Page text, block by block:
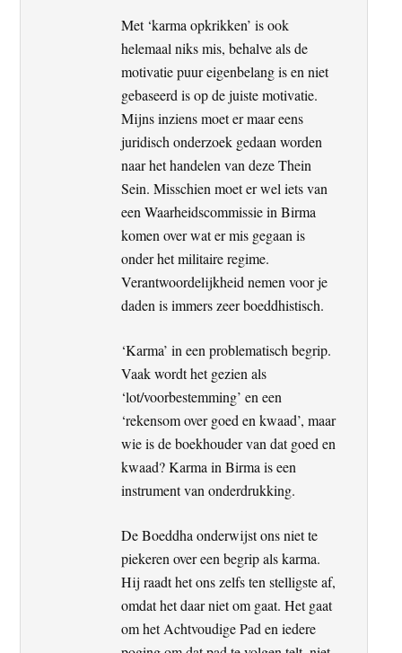
Met ‘karma opkrikken’ is ook
helemaal niks mis, behalve als de
motivatie puur eigenbelang is en niet
gebaseerd is op de juiste motivatie.
Mijns inziens moet er maar eens
juridisch onderzoek gedaan worden
naar het handelen van deze Thein
Sein. Misschien moet er wel iets van
een Waarheidscommissie in Birma
komen over wat er mis gegaan is
onder het militaire regime.
Verantwoordelijkheid nemen voor je
daden is immers zeer boeddhistisch.
‘Karma’ in een problematisch begrip.
Vaak wordt het gezien als
‘lot/voorbestemming’ en een
‘rekensom over goed en kwaad’, maar
wie is de boekhouder van dat goed en
kwaad? Karma in Birma is een
instrument van onderdrukking.
De Boeddha onderwijst ons niet te
piekeren over een begrip als karma.
Hij raadt het ons zelfs ten stelligste af,
omdat het daar niet om gaat. Het gaat
om het Achtvoudige Pad en iedere